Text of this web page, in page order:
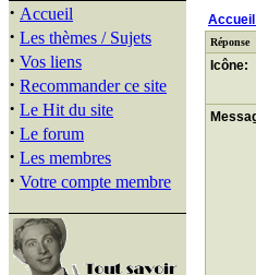
· Accueil
· Les thèmes / Sujets
· Vos liens
· Recommander ce site
· Le Hit du site
· Le forum
· Les membres
· Votre compte membre
Accueil
Réponse
Icône: